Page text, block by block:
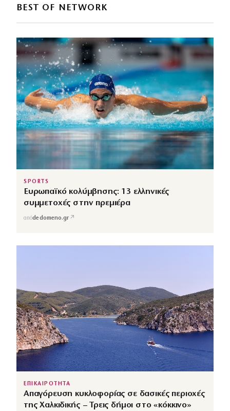
BEST OF NETWORK
SPORTS
Ευρωπαϊκό κολύμβησης: 13 ελληνικές
συμμετοχές στην πρεμιέρα
απόdedomeno.gr ↗
ΕΠΙΚΑΙΡΟΤΗΤΑ
Απαγόρευση κυκλοφορίας σε δασικές περιοχές
της Χαλκιδικής – Τρεις δήμοι στο «κόκκινο»